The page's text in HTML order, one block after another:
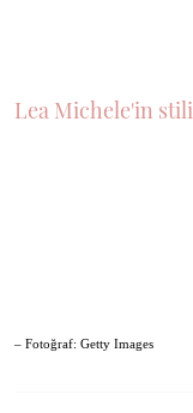
Lea Michele'in
– Fotoğraf: Getty Images